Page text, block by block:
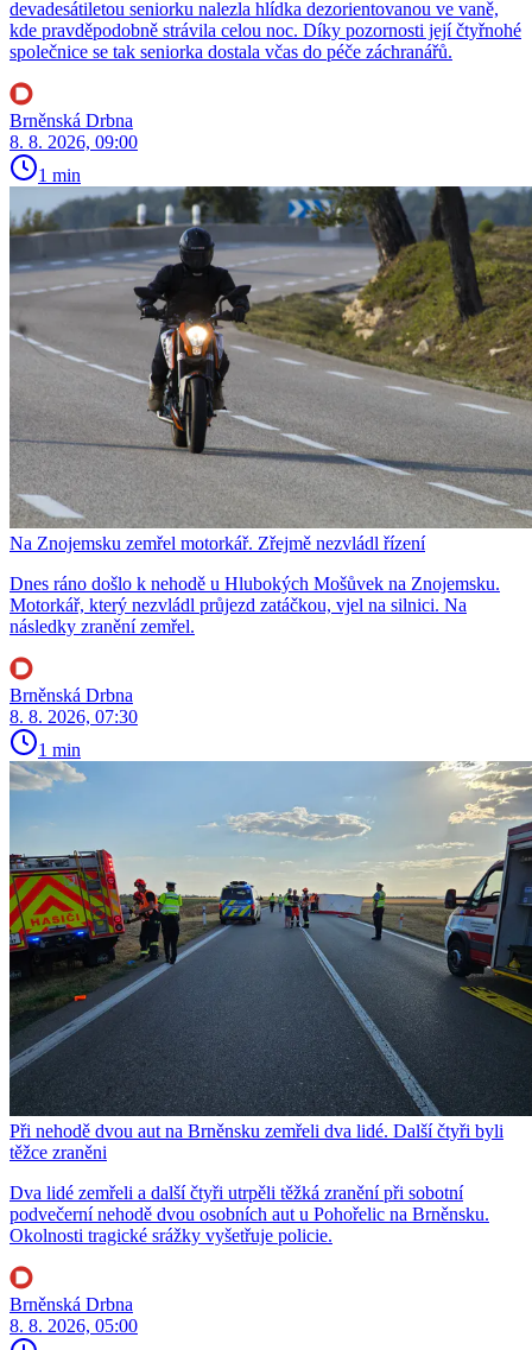
devadesátiletou seniorku nalezla hlídka dezorientovanou ve vaně,
kde pravděpodobně strávila celou noc. Díky pozornosti její čtyřnohé
společnice se tak seniorka dostala včas do péče záchranářů.
Brněnská Drbna
8. 8. 2026, 09:00
1 min
Na Znojemsku zemřel motorkář. Zřejmě nezvládl řízení
Dnes ráno došlo k nehodě u Hlubokých Mošůvek na Znojemsku.
Motorkář, který nezvládl průjezd zatáčkou, vjel na silnici. Na
následky zranění zemřel.
Brněnská Drbna
8. 8. 2026, 07:30
1 min
Při nehodě dvou aut na Brněnsku zemřeli dva lidé. Další čtyři byli
těžce zraněni
Dva lidé zemřeli a další čtyři utrpěli těžká zranění při sobotní
podvečerní nehodě dvou osobních aut u Pohořelic na Brněnsku.
Okolnosti tragické srážky vyšetřuje policie.
Brněnská Drbna
8. 8. 2026, 05:00